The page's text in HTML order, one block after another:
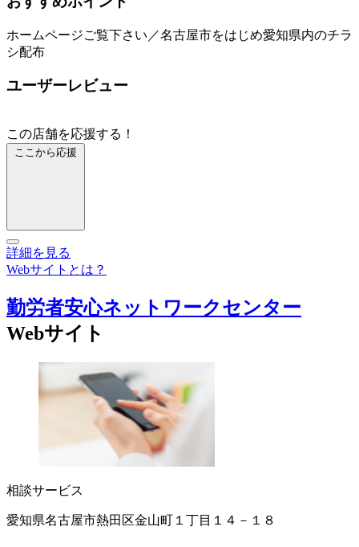
ホームページご覧下さい／名古屋市をはじめ愛知県内のチラ
シ配布
ユーザーレビュー
この店舗を応援する！
ここから応援
詳細を見る
Webサイトとは？
勤労者安心ネットワークセンター
Webサイト
相談サービス
愛知県名古屋市熱田区金山町１丁目１４－１８